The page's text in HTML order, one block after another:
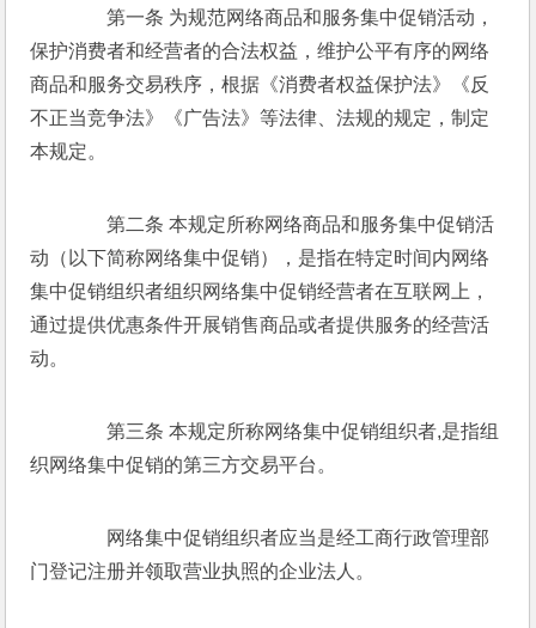
第一条 为规范网络商品和服务集中促销活动，
保护消费者和经营者的合法权益，维护公平有序的网络
商品和服务交易秩序，根据《消费者权益保护法》《反
不正当竞争法》《广告法》等法律、法规的规定，制定
本规定。
第二条 本规定所称网络商品和服务集中促销活
动（以下简称网络集中促销），是指在特定时间内网络
集中促销组织者组织网络集中促销经营者在互联网上，
通过提供优惠条件开展销售商品或者提供服务的经营活
动。
第三条 本规定所称网络集中促销组织者,是指组
织网络集中促销的第三方交易平台。
网络集中促销组织者应当是经工商行政管理部
门登记注册并领取营业执照的企业法人。